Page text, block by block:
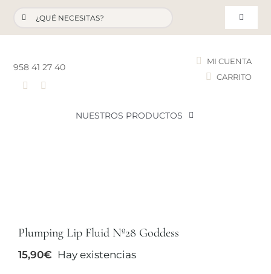
contenido
Buscar:
Toggle
958 41 27 40
MI CUENTA
CARRITO
NUESTROS PRODUCTOS
LOTES PROMOCIONALES
Plumping Lip Fluid Nº28 Goddess
15,90€ Hay existencias